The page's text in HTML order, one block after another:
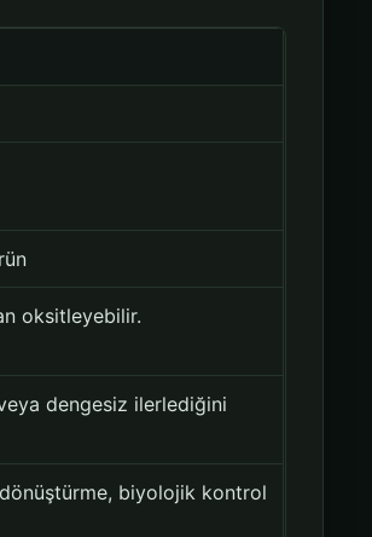
oksitleyebilir.
dengesiz ilerlediğini
biyolojik kontrol